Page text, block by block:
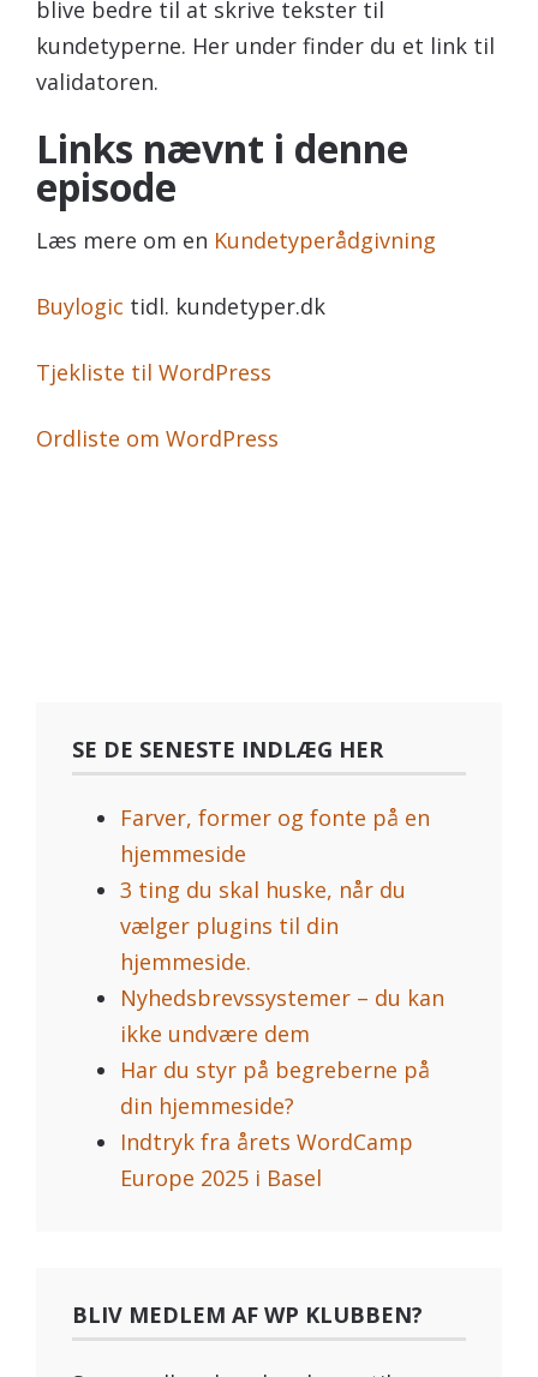
blive bedre til at skrive tekster til
kundetyperne. Her under finder du et link til
validatoren.
Links nævnt i denne
episode
Læs mere om en Kundetyperådgivning
Buylogic tidl. kundetyper.dk
Tjekliste til WordPress
Ordliste om WordPress
SE DE SENESTE INDLÆG HER
Farver, former og fonte på en
hjemmeside
3 ting du skal huske, når du
vælger plugins til din
hjemmeside.
Nyhedsbrevssystemer – du kan
ikke undvære dem
Har du styr på begreberne på
din hjemmeside?
Indtryk fra årets WordCamp
Europe 2025 i Basel
BLIV MEDLEM AF WP KLUBBEN?